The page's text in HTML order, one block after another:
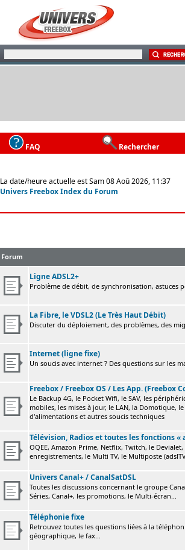
FAQ Rechercher
La date/heure actuelle est Sam 08 Aoû 2026, 11:37
Univers Freebox Index du Forum
Forum
Ligne ADSL2+
Problème de débit, de synchronisation, astuces
La Fibre, le VDSL2 (Le Très Haut Débit)
Discuter du déploiement, des problèmes, des
Internet (ligne fixe)
Un soucis avec internet ? Des questions sur les
Freebox / Freebox OS / Les App. (Freebox
Le Backup 4G, le Pocket Wifi, le SAV, les
mobiles, les mises à jour, le LAN, la Domotique,
d'alimentations et autres soucis techniques
Télévision, Radios et toutes les fonctions «
OQEE, Amazon Prime, Netflix, Twitch, le
enregistrements, le Multi TV, le Multiposte
Univers Canal+ / CanalSatDSL
Toutes les discussions concernant le groupe
Séries, Canal+, les promotions, le Multi-écran...
Téléphonie fixe
Retrouvez toutes les questions liées à la
géographique, le fax...